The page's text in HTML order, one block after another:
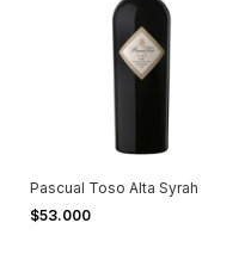
Pascual Toso Alta Syrah
$53.000